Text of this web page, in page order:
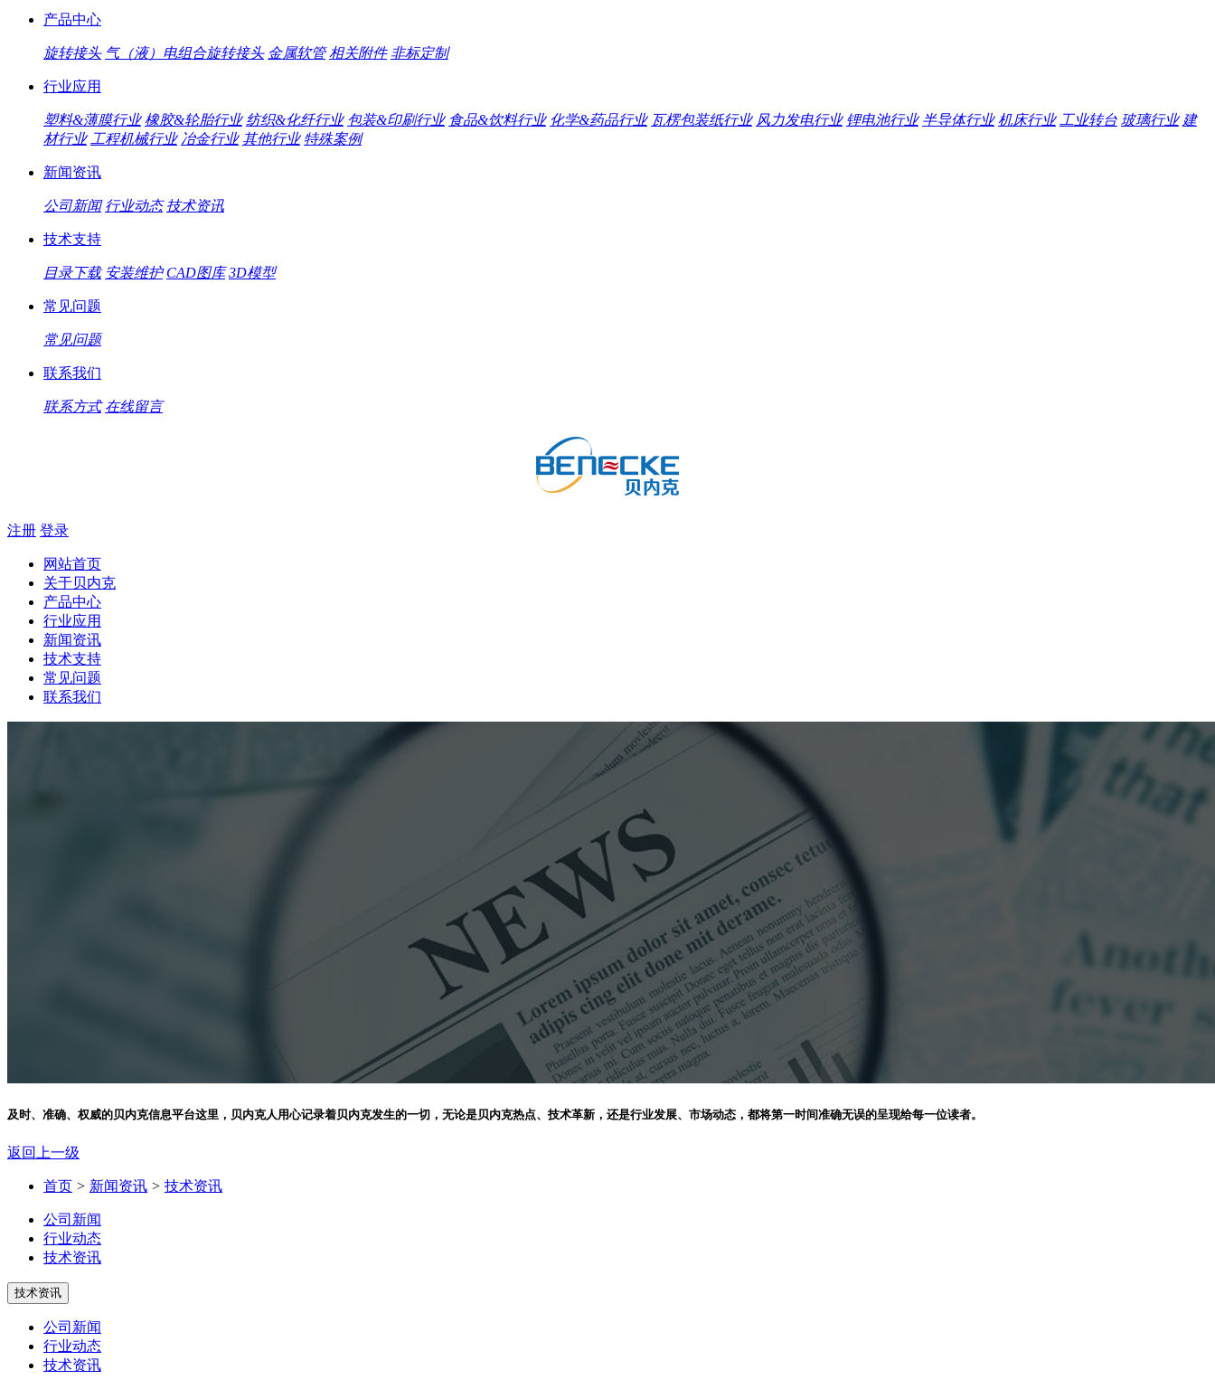
产品中心
旋转接头 气（液）电组合旋转接头 金属软管 相关附件 非标定制
行业应用
塑料&薄膜行业 橡胶&轮胎行业 纺织&化纤行业 包装&印刷行业 食品&饮料行业 化学&药品行业 瓦楞包装纸行业 风力发电行业 锂电池行业 半导体行业 机床行业 工业转台 玻璃行业 建
材行业 工程机械行业 冶金行业 其他行业 特殊案例
新闻资讯
公司新闻 行业动态 技术资讯
技术支持
目录下载 安装维护 CAD图库 3D模型
常见问题
常见问题
联系我们
联系方式 在线留言
注册 登录
网站首页
关于贝内克
产品中心
行业应用
新闻资讯
技术支持
常见问题
联系我们
及时、准确、权威的贝内克信息平台这里，贝内克人用心记录着贝内克发生的一切，无论是贝内克热点、技术革新，还是行业发展、市场动态，都将第一时间准确无误的呈现给每一位读者。
返回上一级
首页 > 新闻资讯 > 技术资讯
公司新闻
行业动态
技术资讯
技术资讯
公司新闻
行业动态
技术资讯